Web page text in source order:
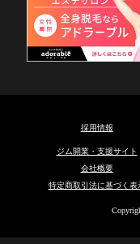
採用情報
ジム開業・支援サイト
会社概要
特定商取引法に基づく表